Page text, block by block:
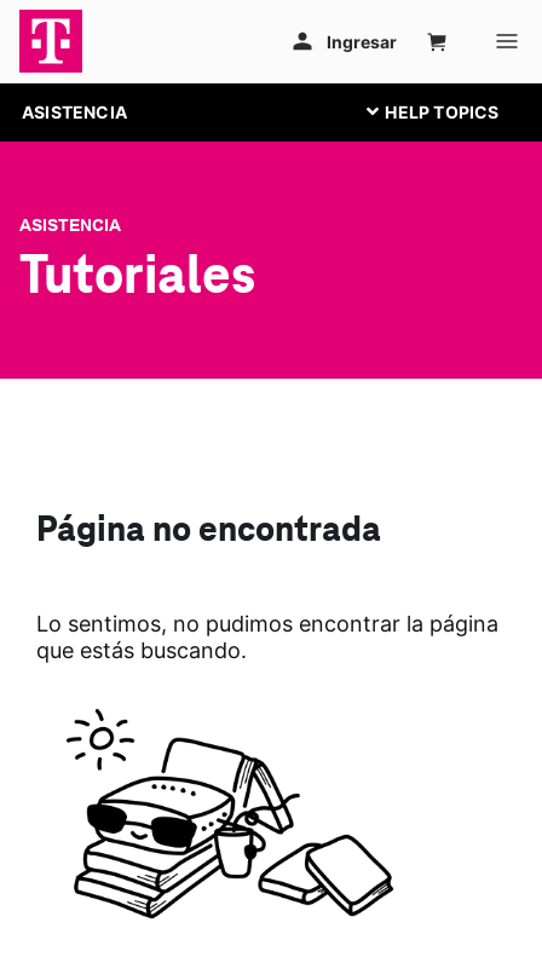
ASISTENCIA
ASISTENCIA
Tutoriales